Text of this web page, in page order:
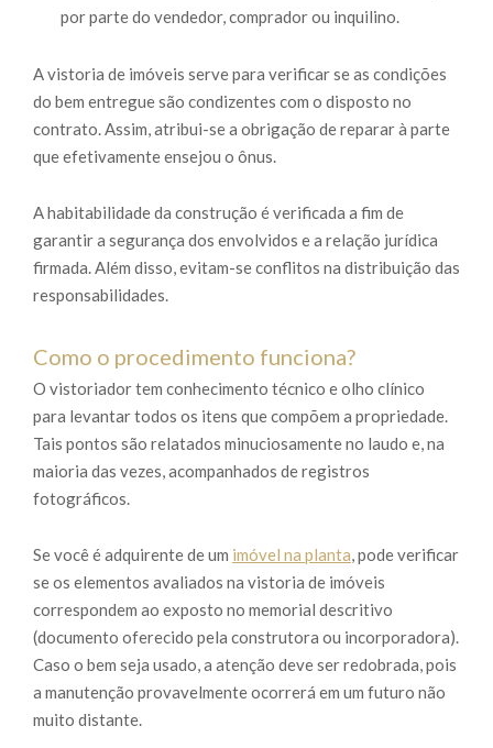
por parte do vendedor, comprador ou inquilino.
A vistoria de imóveis serve para verificar se as condições
do bem entregue são condizentes com o disposto no
contrato. Assim, atribui-se a obrigação de reparar à parte
que efetivamente ensejou o ônus.
A habitabilidade da construção é verificada a fim de
garantir a segurança dos envolvidos e a relação jurídica
firmada. Além disso, evitam-se conflitos na distribuição das
responsabilidades.
Como o procedimento funciona?
O vistoriador tem conhecimento técnico e olho clínico
para levantar todos os itens que compõem a propriedade.
Tais pontos são relatados minuciosamente no laudo e, na
maioria das vezes, acompanhados de registros
fotográficos.
Se você é adquirente de um imóvel na planta, pode verificar
se os elementos avaliados na vistoria de imóveis
correspondem ao exposto no memorial descritivo
(documento oferecido pela construtora ou incorporadora).
Caso o bem seja usado, a atenção deve ser redobrada, pois
a manutenção provavelmente ocorrerá em um futuro não
muito distante.